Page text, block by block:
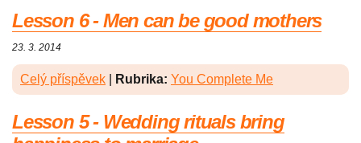
Lesson 6 - Men can be good mothers
23. 3. 2014
Celý příspěvek Rubrika: You Complete Me
Lesson 5 - Wedding rituals bring